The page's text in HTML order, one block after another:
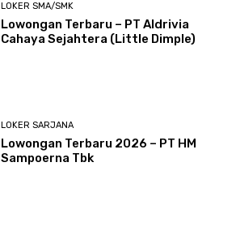
LOKER SMA/SMK
Lowongan Terbaru – PT Aldrivia
Cahaya Sejahtera (Little Dimple)
LOKER SARJANA
Lowongan Terbaru 2026 – PT HM
Sampoerna Tbk